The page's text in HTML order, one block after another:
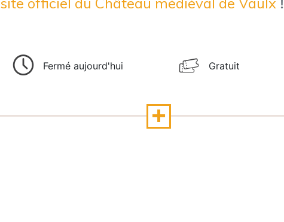
Fermé aujourd'hui Gratuit